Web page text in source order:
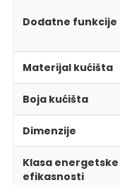
Dodatne funkcije
Materijal kućišta
Boja kućišta
Dimenzije
Klasa energetske
efikasnosti